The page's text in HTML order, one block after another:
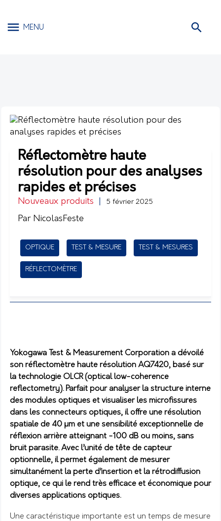
MENU
Réflectomètre haute
résolution pour des analyses
rapides et précises
Nouveaux produits 5 février 2025
Par NicolasFeste
OPTIQUE TEST & MESURE TEST & MESURES
RÉFLECTOMÈTRE
Yokogawa Test & Measurement Corporation a dévoilé
son réflectomètre haute résolution AQ7420, basé sur
la technologie OLCR (optical low-coherence
reflectometry). Parfait pour analyser la structure interne
des modules optiques et visualiser les microfissures
dans les connecteurs optiques, il offre une résolution
spatiale de 40 µm et une sensibilité exceptionnelle de
réflexion arrière atteignant -100 dB ou moins, sans
bruit parasite. Avec l’unité de tête de capteur
optionnelle, il permet également de mesurer
simultanément la perte d’insertion et la rétrodiffusion
optique, ce qui le rend très efficace et économique pour
diverses applications optiques.
Une caractéristique importante est un temps de mesure